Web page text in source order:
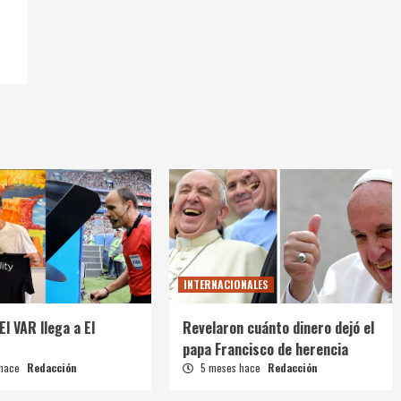
VAR llega a El
Redacción
INTERNACIONALES
Revelaron cuánto dinero dejó el
papa Francisco de herencia
5 meses hace Redacción